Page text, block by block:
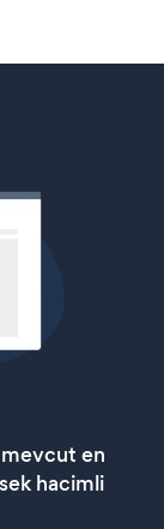
mevcut en
hacimli